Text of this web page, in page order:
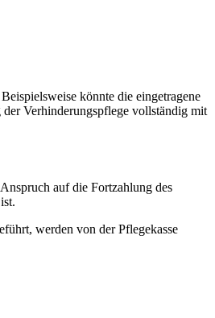
könnte die eingetragene
Verhinderungspflege vollständig mit
auf die Fortzahlung des
werden von der Pflegekasse